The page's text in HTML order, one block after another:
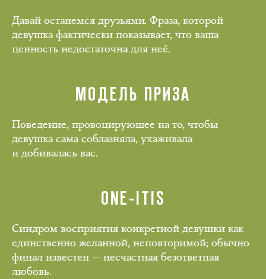
Давай останемся друзьями. Фраза, которой
девушка фактически показывает, что ваша
ценность недостаточна для неё.
МОДЕЛЬ ПРИЗА
Поведение, провоцирующее на то, чтобы
девушка сама соблазняла, ухаживала
и добивалась вас.
ONE-ITIS
Синдром восприятия конкретной девушки как
единственно желанной, неповторимой; обычно
финал известен — несчастная безответная
любовь.